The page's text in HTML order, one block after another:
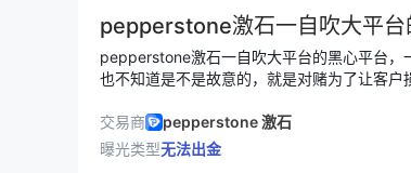
07-31 申請出金被拒： 我在後台申請提款
PW2024073118，平台隨即無故將狀態更改為「拒絕」
意指控： 收到合規部（
稱我利用「跨平台對衝套利」违規交易，直接禁止我交易。
的強制出金操作，直接把我帳戶的利潤洗空。 為什麼說 CWG 是黑箱流氓行徑？球員
兼裁判，拿不出證據： 官方信件叫我自己登
投資人，所有單據光明磊落。我正式回信質問
pepperstone激石一自吹大平台
pepperstone激石一自吹大平台的黑心平台，
也不知道是不是故意的，就是对赌为了让客户
发邮件也不回了，拒接沟通了，回复就是找公
希望大家擦亮眼睛，也希望平台帮我追回损失
交易商
pepperstone 激石
曝光类型无法出金